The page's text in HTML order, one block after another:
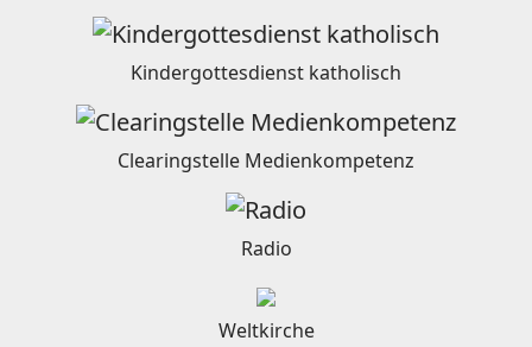
Kindergottesdienst katholisch
Clearingstelle Medienkompetenz
Radio
Weltkirche